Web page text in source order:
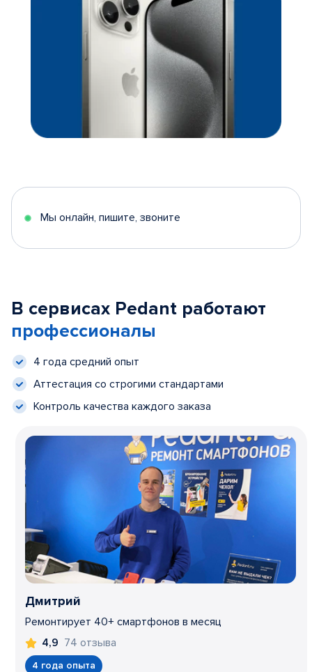
Мы онлайн, пишите, звоните
В сервисах Pedant работают
профессионалы
4 года средний опыт
Аттестация со строгими стандартами
Контроль качества каждого заказа
Дмитрий
Ремонтирует 40+ смартфонов в месяц
4,9 74 отзыва
4 года опыта